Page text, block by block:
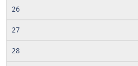
26
27
28